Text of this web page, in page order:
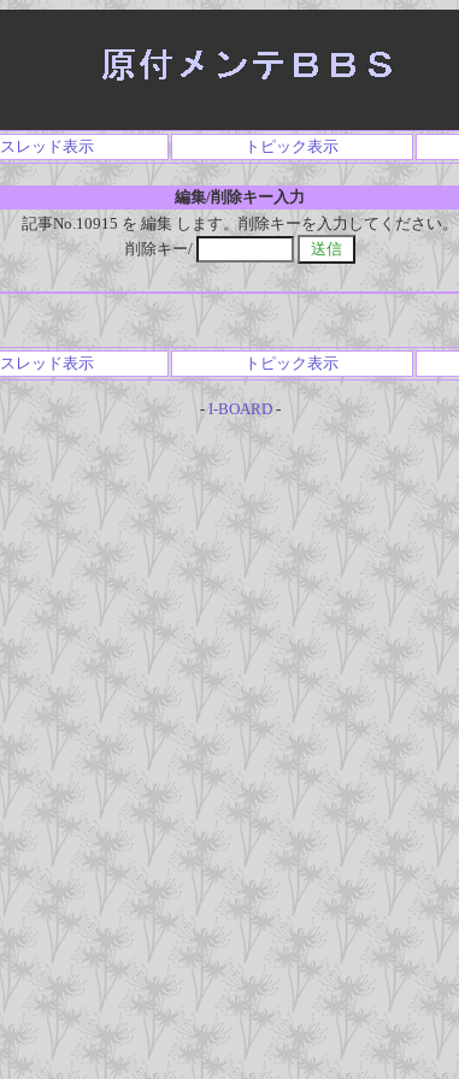
スレッド表示 トピック表示
編集/削除キー入力
記事No.10915 を 編集 します。削除キーを入力してください。
削除キー/
スレッド表示 トピック表示
- I-BOARD-